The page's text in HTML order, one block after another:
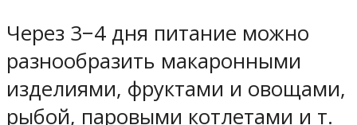
Через 3−4 дня питание можно
разнообразить макаронными
изделиями, фруктами и овощами,
рыбой, паровыми котлетами и т.